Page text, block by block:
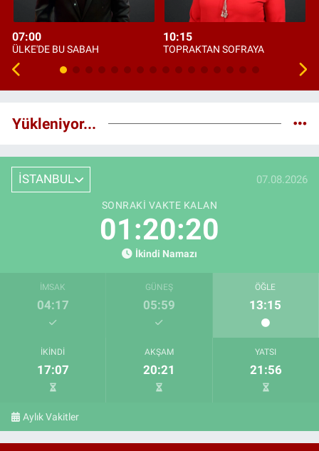
07:00
ÜLKE'DE BU SABAH
10:15
TOPRAKTAN SOFRAYA
Yükleniyor...
İSTANBUL 07.08.2026
SONRAKI VAKTE KALAN
01:20:19
İkindi Namazı
İMSAK
04:17
GÜNEŞ
05:59
ÖĞLE
13:15
İKINDI
17:07
AKŞAM
20:21
YATSI
21:56
Aylık Vakitler